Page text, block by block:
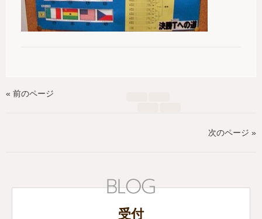
« 前のページ
次のページ »
受付